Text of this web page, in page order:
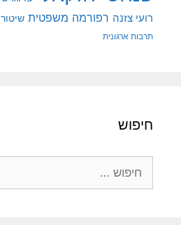
רועי צזנה רפורמה משפטית שיטור
תרבות ארגונית
חיפוש